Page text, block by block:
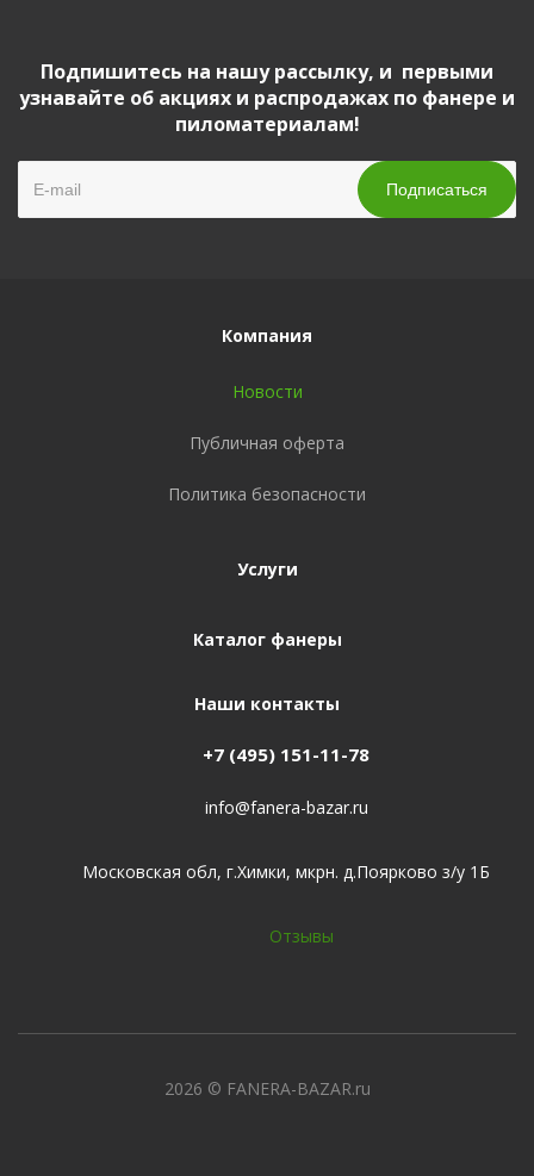
Подпишитесь на нашу рассылку, и первыми
узнавайте об акциях и распродажах по фанере и
пиломатериалам!
Компания
Новости
Публичная оферта
Политика безопасности
Услуги
Каталог фанеры
Наши контакты
+7 (495) 151-11-78
info@fanera-bazar.ru
Московская обл, г.Химки, мкрн. д.Поярково з/у 1Б
Отзывы
2026 © FANERA-BAZAR.ru